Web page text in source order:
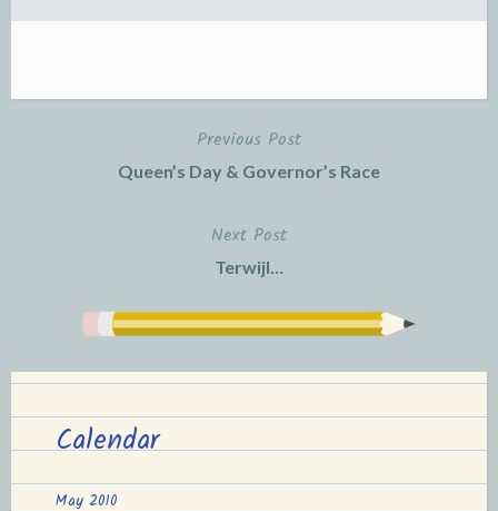
Previous Post
Queen’s Day & Governor’s Race
Next Post
Terwijl…
Calendar
May 2010